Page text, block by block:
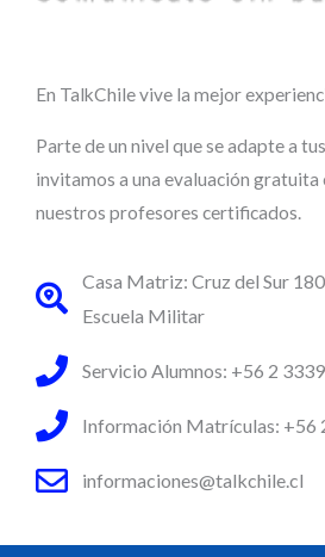
En TalkChile vive la mejor
Parte de un nivel que se adapte a
invitamos a una evaluación gratuita
nuestros profesores certificados.
Casa Matriz: Cruz del Sur
Escuela Militar
Servicio Alumnos: +56 2
Información Matrículas: +56
informaciones@talkchile.cl